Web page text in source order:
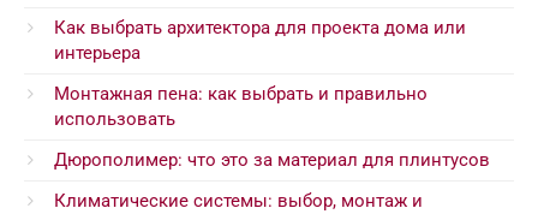
Как выбрать архитектора для проекта дома или
интерьера
Монтажная пена: как выбрать и правильно
использовать
Дюрополимер: что это за материал для плинтусов
Климатические системы: выбор, монтаж и